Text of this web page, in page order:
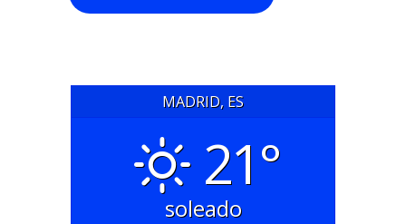
MADRID, ES
21°
soleado